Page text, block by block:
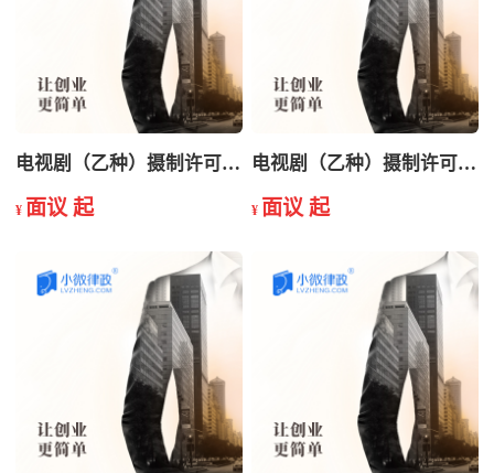
电视剧（乙种）摄制许可证变更
¥ 面议 起
电视剧（乙种）摄制许可证年检
¥ 面议 起